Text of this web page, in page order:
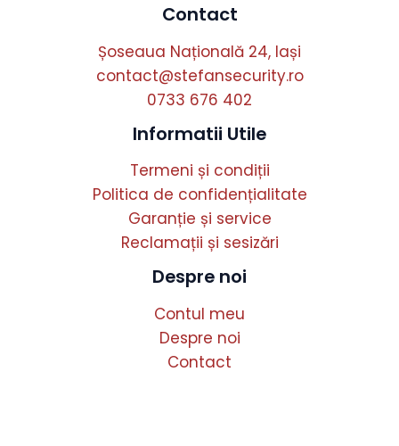
Contact
Șoseaua Națională 24, Iași
contact@stefansecurity.ro
0733 676 402
Informatii Utile
Termeni și condiții
Politica de confidențialitate
Garanție și service
Reclamații și sesizări
Despre noi
Contul meu
Despre noi
Contact